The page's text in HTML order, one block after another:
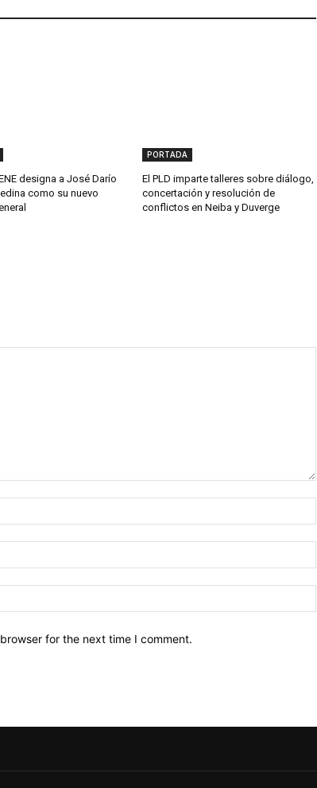
designa a José Darío
como su nuevo
PORTADA
El PLD imparte talleres sobre diálogo,
concertación y resolución de
conflictos en Neiba y Duverge
for the next time I comment.